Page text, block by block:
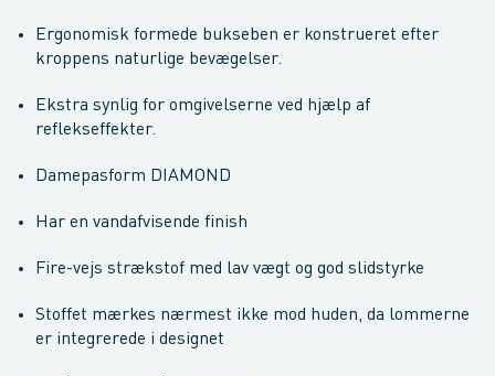
Ergonomisk formede bukseben er konstrueret efter
kroppens naturlige bevægelser.
Ekstra synlig for omgivelserne ved hjælp af
reflekseffekter.
Damepasform DIAMOND
Har en vandafvisende finish
Fire-vejs strækstof med lav vægt og god slidstyrke
Stoffet mærkes nærmest ikke mod huden, da lommerne
er integrerede i designet